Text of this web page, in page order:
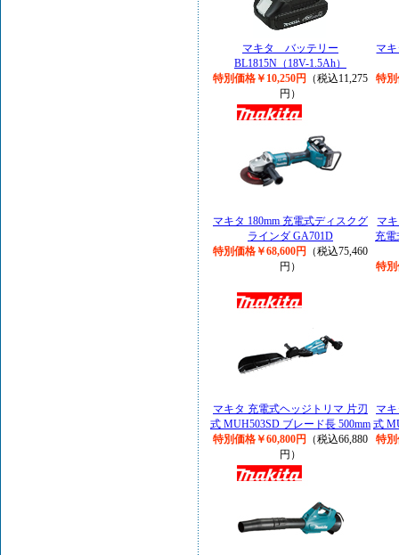
マキタ バッテリー
BL1815N（18V-1.5Ah）
特別価格￥10,250円
（税込11,275
円）
マ
特別
マキタ 180mm 充電式ディスクグ
ラインダ GA701D
特別価格￥68,600円
（税込75,460
円）
マ
充電
特別
マキタ 充電式ヘッジトリマ 片刃
式 MUH503SD ブレード長 500mm
特別価格￥60,800円
（税込66,880
円）
マ
式
特別